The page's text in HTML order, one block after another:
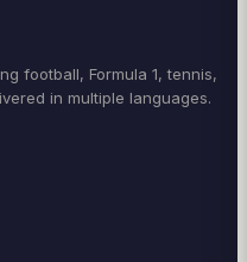
football, Formula 1, tennis,
in multiple languages.